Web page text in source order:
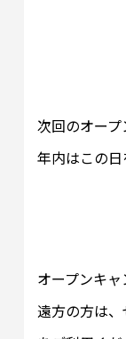
次回のオー
年内はこの
オープンキ
遠方の方は